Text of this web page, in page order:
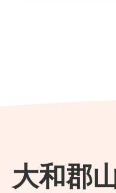
大和郡